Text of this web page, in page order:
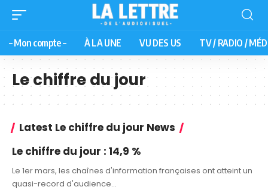
– Mon compte – À LA UNE VU DES US TV / RADIO /
Le chiffre du jour
Latest Le chiffre du jour News
Le chiffre du jour : 14,9 %
Le 1er mars, les chaînes d'information françaises ont atteint un
quasi-record d'audience…